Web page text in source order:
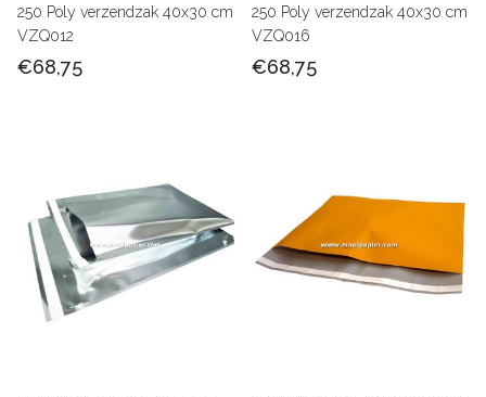
250 Poly verzendzak 40x30 cm
VZQ012
€68,75
250 Poly verzendzak 40x30 cm
VZQ016
€68,75